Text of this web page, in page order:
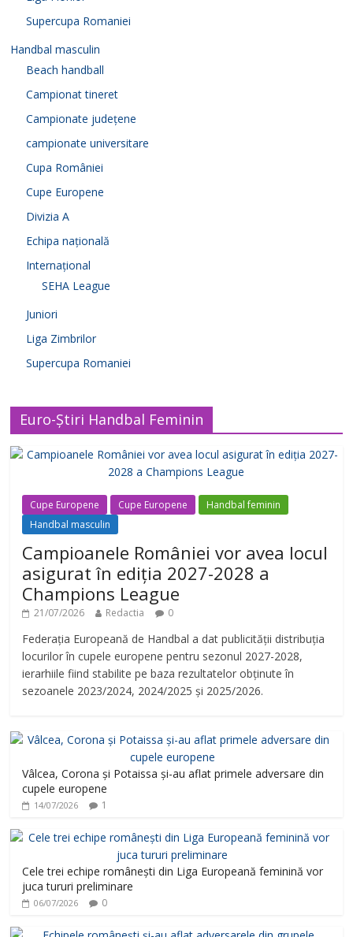
Supercupa Romaniei
Handbal masculin
Beach handball
Campionat tineret
Campionate județene
campionate universitare
Cupa României
Cupe Europene
Divizia A
Echipa națională
Internațional
SEHA League
Juniori
Liga Zimbrilor
Supercupa Romaniei
Euro-Știri Handbal Feminin
Cupe Europene Cupe Europene
Handbal feminin
Handbal masculin
Campioanele României vor avea locul
asigurat în ediția 2027-2028 a
Champions League
21/07/2026 Redactia 0
Federația Europeană de Handbal a dat publicității distribuția
locurilor în cupele europene pentru sezonul 2027-2028,
ierarhiile fiind stabilite pe baza rezultatelor obținute în
sezoanele 2023/2024, 2024/2025 și 2025/2026.
Vâlcea, Corona și Potaissa și-au aflat primele adversare din
cupele europene
14/07/2026 1
Cele trei echipe românești din Liga Europeană feminină vor
juca tururi preliminare
06/07/2026 0